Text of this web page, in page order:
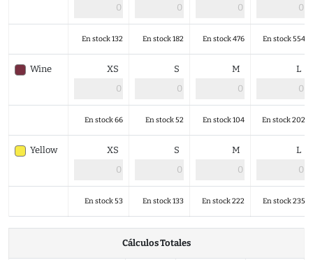
En stock 132 En stock 182 En stock 476 En stock 554
Wine XS S M L
En stock 66 En stock 52 En stock 104 En stock 202
Yellow XS S M L
En stock 53 En stock 133 En stock 222 En stock 235
Cálculos Totales